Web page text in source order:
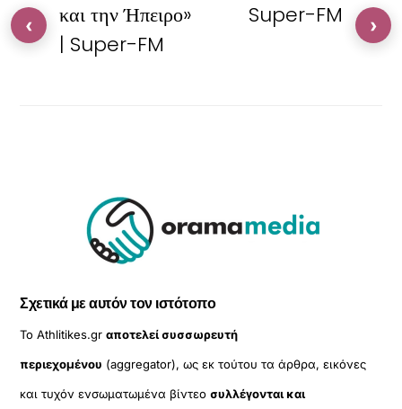
και την Ήπειρο»
| Super-FM
Super-FM
Σχετικά με αυτόν τον ιστότοπο
Το Athlitikes.grαποτελεί συσσωρευτή
περιεχομένου (aggregator), ως εκ τούτου τα άρθρα, εικόνες
και τυχόν ενσωματωμένα βίντεοσυλλέγονται και
‹ ›